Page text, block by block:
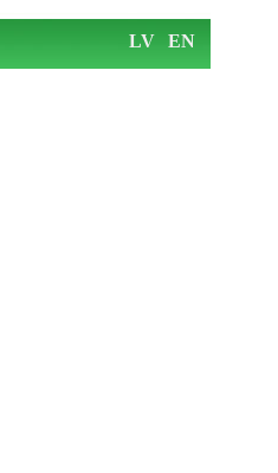
LV EN